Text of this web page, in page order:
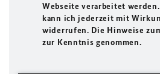
Webseite verarbeitet
kann ich jederzeit mit
widerrufen. Die Hinweise
zur Kenntnis genommen.